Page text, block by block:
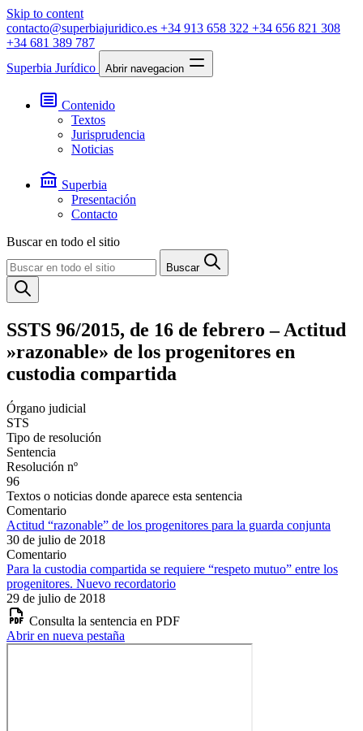
Skip to content
contacto@superbiajuridico.es +34 913 658 322 +34 656 821 308
+34 681 389 787
Superbia Jurídico
Abrir navegacion
Contenido
Textos
Jurisprudencia
Noticias
Superbia
Presentación
Contacto
Buscar en todo el sitio
Buscar
SSTS 96/2015, de 16 de febrero – Actitud
»razonable» de los progenitores en
custodia compartida
Órgano judicial
STS
Tipo de resolución
Sentencia
Resolución nº
96
Textos o noticias donde aparece esta sentencia
Comentario
Actitud “razonable” de los progenitores para la guarda conjunta
30 de julio de 2018
Comentario
Para la custodia compartida se requiere “respeto mutuo” entre los
progenitores. Nuevo recordatorio
29 de julio de 2018
Consulta la sentencia en PDF
Abrir en nueva pestaña